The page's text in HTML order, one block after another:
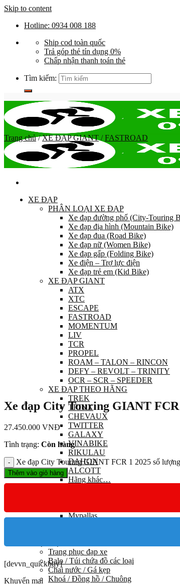
Skip to content
Hotline: 0934 008 188
Ship cod toàn quốc
Trả góp thẻ tín dụng 0%
Chấp nhận thanh toán thẻ
Tìm kiếm:
XE ĐẠP
PHÂN LOẠI XE ĐẠP
Xe đạp đường phố (City-Touring
Xe đạp địa hình (Mountain Bike)
Xe đạp đua (Road Bike)
Xe đạp nữ (Women Bike)
Xe đạp gấp (Folding Bike)
Xe điện – Trợ lực điện
Xe đạp trẻ em (Kid Bike)
XE ĐẠP GIANT
ATX
XTC
ESCAPE
FASTROAD
MOMENTUM
LIV
TCR
PROPEL
ROAM – TALON – RINCON
DEFY – REVOLT – TRINITY
OCR – SCR – SPEEDER
XE ĐẠP THEO HÃNG
TREK
TRINX
CHEVAUX
TWITTER
GALAXY
VINABIKE
RIKULAU
DAHON
ALCOTT
Hãng khác…
Mypallas
Trang phục đạp xe
Balo / Túi chứa đồ các loại
Chai nước / Gá kẹp
Khoá / Đồng hồ / Chuông
Trang chủ / XE ĐẠP GIANT / FASTROAD
Xe đạp City Touring GIANT FCR
27.450.000 VNĐ
Tình trạng: Còn hàng
Xe đạp City Touring GIANT FCR 1 2025 số lượng
Thêm vào giỏ hàng
[devvn_quickbuy]
Khuyến mại